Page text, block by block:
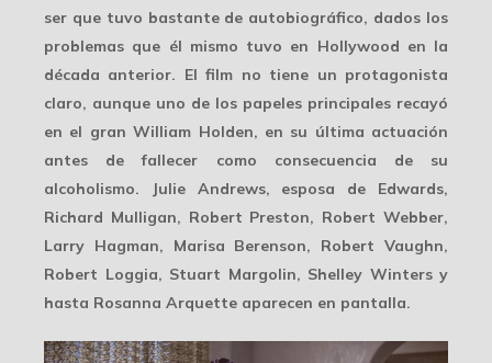
ser que tuvo bastante de autobiográfico, dados los
problemas que él mismo tuvo en Hollywood en la
década anterior. El film no tiene un protagonista
claro, aunque uno de los papeles principales recayó
en el gran William Holden, en su última actuación
antes de fallecer como consecuencia de su
alcoholismo. Julie Andrews, esposa de Edwards,
Richard Mulligan, Robert Preston, Robert Webber,
Larry Hagman, Marisa Berenson, Robert Vaughn,
Robert Loggia, Stuart Margolin, Shelley Winters y
hasta Rosanna Arquette aparecen en pantalla.